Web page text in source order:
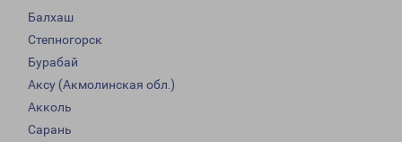
Балхаш
Степногорск
Бурабай
Аксу (Акмолинская обл.)
Акколь
Сарань